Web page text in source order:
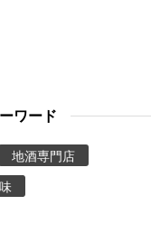
ワード
地酒専門店
味